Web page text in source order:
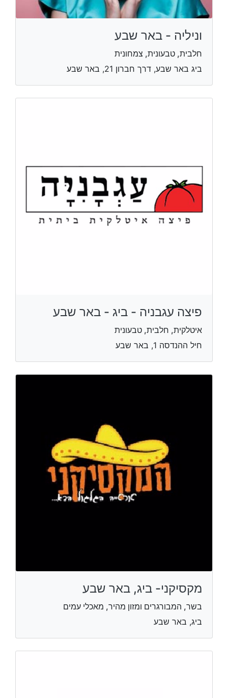
וניליה - באר שבע
חלבית, טבעונית, צמחונית
ביג באר שבע, דרך חברון 21, באר שבע
פיצה עגבניה - ביג - באר שבע
איטלקית, חלבית, טבעונית
חיל ההנדסה 1, באר שבע
מקסיקני- ביג, באר שבע
בשר, המבורגרים ומזון מהיר, מאכלי עמים
ביג, באר שבע